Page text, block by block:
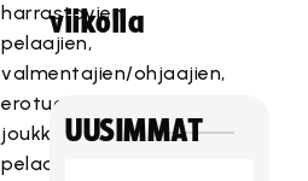
harrastavien
pelaajien,
valmentajien/ohjaajien,
erotuomareiden,
joukkueenjohtotiimin,
pelaajien
viikolla
UUSIMMAT